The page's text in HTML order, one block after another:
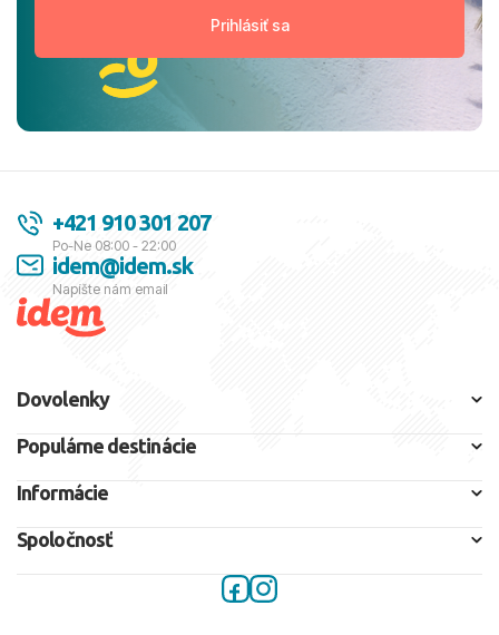
+421 910 301 207
Po-Ne 08:00 - 22:00
idem@idem.sk
Napíšte nám email
Dovolenky
Populárne destinácie
Informácie
Spoločnosť